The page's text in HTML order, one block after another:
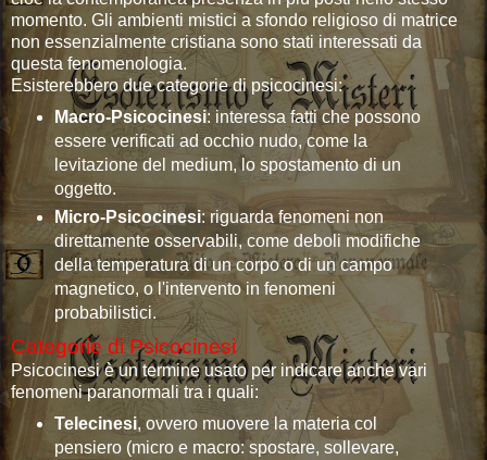
momento. Gli ambienti mistici a sfondo religioso di matrice
non essenzialmente cristiana sono stati interessati da
questa fenomenologia.
Esisterebbero due categorie di psicocinesi:
Macro-Psicocinesi: interessa fatti che possono
essere verificati ad occhio nudo, come la
levitazione del medium, lo spostamento di un
oggetto.
Micro-Psicocinesi: riguarda fenomeni non
direttamente osservabili, come deboli modifiche
della temperatura di un corpo o di un campo
magnetico, o l'intervento in fenomeni
probabilistici.
Categorie di Psicocinesi
Psicocinesi è un termine usato per indicare anche vari
fenomeni paranormali tra i quali:
Telecinesi, ovvero muovere la materia col
pensiero (micro e macro: spostare, sollevare,